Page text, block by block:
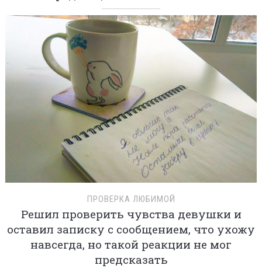
ПРОВЕРКА ЛЮБИМОЙ
Решил проверить чувства девушки и
оставил записку с сообщением, что ухожу
навсегда, но такой реакции не мог
предсказать